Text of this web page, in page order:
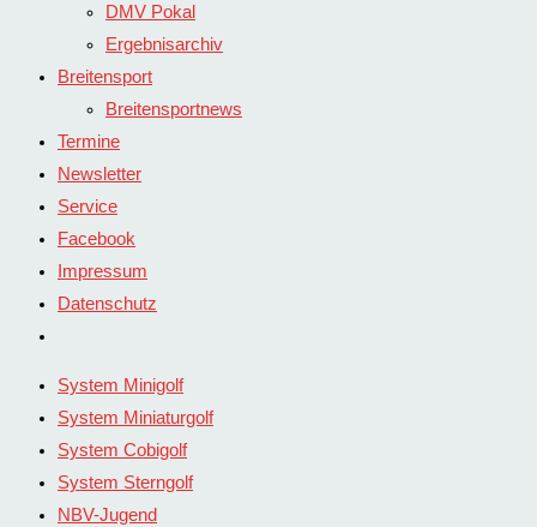
DMV Pokal
Ergebnisarchiv
Breitensport
Breitensportnews
Termine
Newsletter
Service
Facebook
Impressum
Datenschutz
umschalten
System Minigolf
System Miniaturgolf
System Cobigolf
System Sterngolf
NBV-Jugend